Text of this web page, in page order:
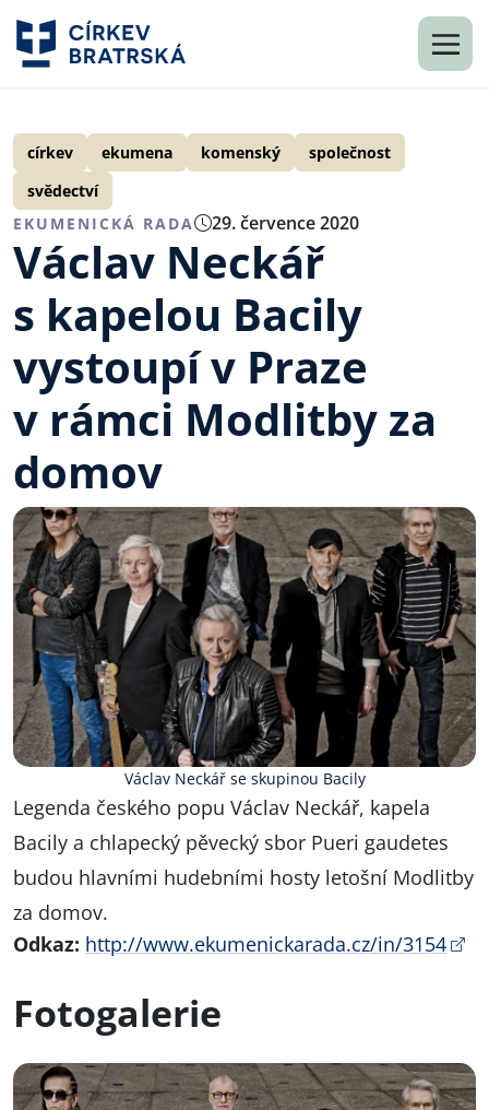
církev ekumena komenský
společnost
svědectví
EKUMENICKÁ RADA
29. července 2020
Václav Neckář
s kapelou Bacily
vystoupí v Praze
v rámci Modlitby za
domov
Václav Neckář se skupinou Bacily
Legenda českého popu Václav Neckář, kapela
Bacily a chlapecký pěvecký sbor Pueri gaudetes
budou hlavními hudebními hosty letošní Modlitby
za domov.
Odkaz: http://www.ekumenickarada.cz/in/3154
Fotogalerie